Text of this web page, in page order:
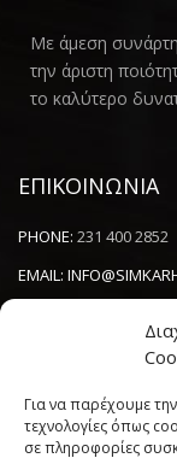
Για να παρέχουμε
τεχνολογίες όπως
σε πληροφορίες
Με άμεση
την άριστη
το καλύτερο
ΕΠΙΚΟΙΝΩΝΙΑ
PHONE: 231 400 2852
EMAIL:
NEWSLETTER
----------------------